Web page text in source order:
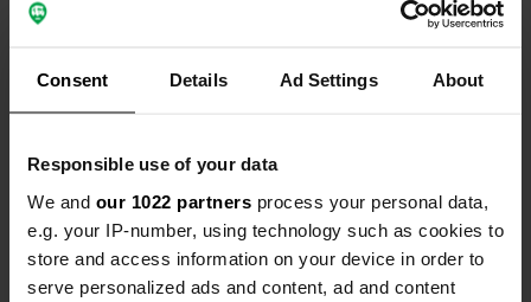
Consent Details Ad Settings About
Responsible use of your data
We and our 1022 partners process your personal data,
e.g. your IP-number, using technology such as cookies to
store and access information on your device in order to
serve personalized ads and content, ad and content
Kontakt
Standort